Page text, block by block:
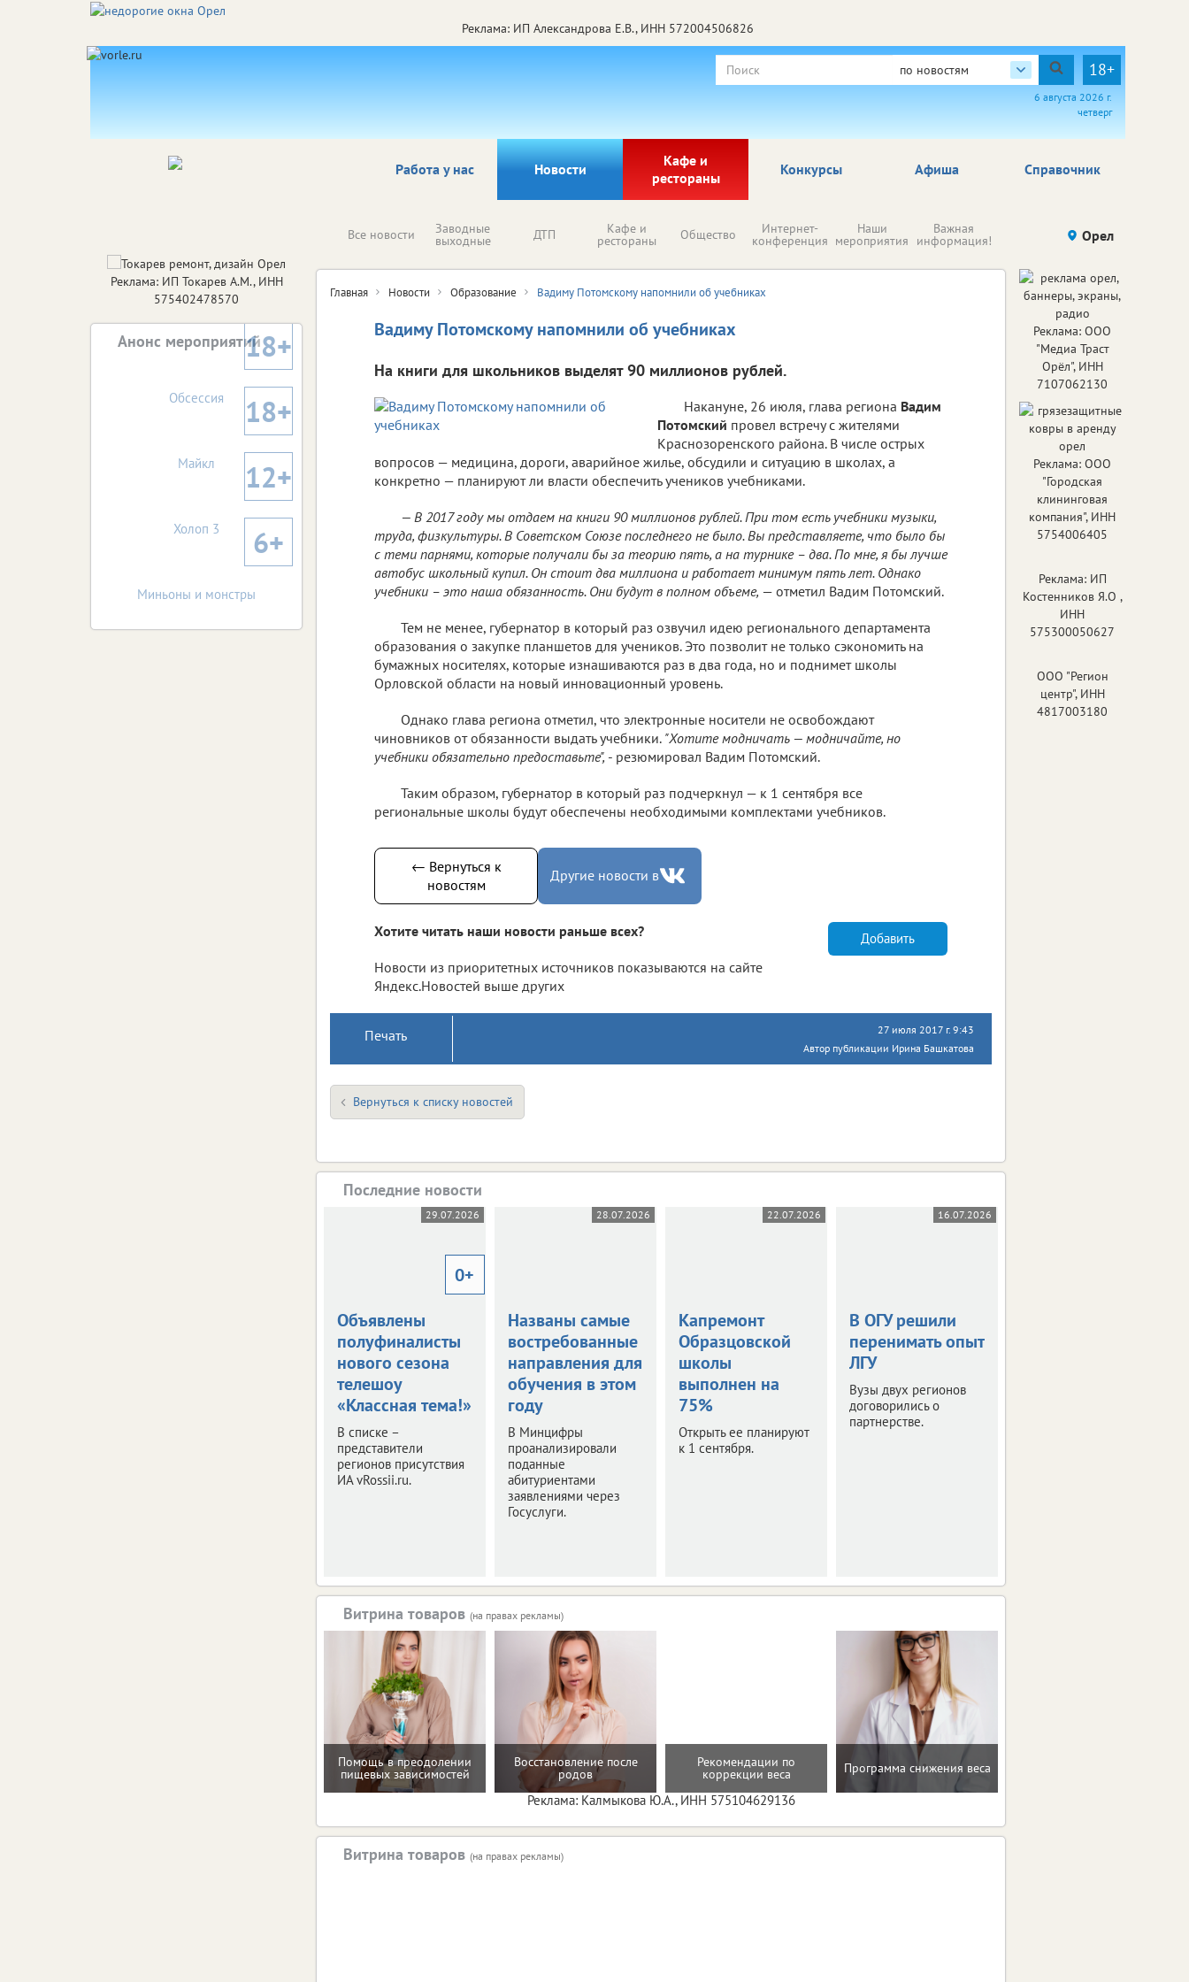
Реклама: ИП Александрова Е.В., ИНН 572004506826
по новостям 18+
6 августа 2026 г.
четверг
Работа у нас Новости
Кафе и
рестораны
Афиша Справочник
Конкурсы
Все новости Заводные
выходные ДТП Кафе и
рестораны Общество Интернет-
конференция
Наши
мероприятия
Важная
информация! Происшествия Здоровье
Орел
Главная Новости Образование Вадиму Потомскому напомнили об учебниках
Вадиму Потомскому напомнили об учебниках
На книги для школьников выделят 90 миллионов рублей.
Накануне, 26 июля, глава региона Вадим
Потомский провел встречу с жителями
Краснозоренского района. В числе острых
вопросов — медицина, дороги, аварийное жилье, обсудили и ситуацию в школах, а
конкретно — планируют ли власти обеспечить учеников учебниками.
— В 2017 году мы отдаем на книги 90 миллионов рублей. При том есть учебники музыки,
труда, физкультуры. В Советском Союзе последнего не было. Вы представляете, что было бы
с теми парнями, которые получали бы за теорию пять, а на турнике – два. По мне, я бы лучше
автобус школьный купил. Он стоит два миллиона и работает минимум пять лет. Однако
учебники – это наша обязанность. Они будут в полном объеме, — отметил Вадим Потомский.
Тем не менее, губернатор в который раз озвучил идею регионального департамента
образования о закупке планшетов для учеников. Это позволит не только сэкономить на
бумажных носителях, которые изнашиваются раз в два года, но и поднимет школы
Орловской области на новый инновационный уровень.
Однако глава региона отметил, что электронные носители не освобождают
чиновников от обязанности выдать учебники. "Хотите модничать — модничайте, но
учебники обязательно предоставьте", - резюмировал Вадим Потомский.
Таким образом, губернатор в который раз подчеркнул — к 1 сентября все
региональные школы будут обеспечены необходимыми комплектами учебников.
← Вернуться к
новостям
Другие новости в
Хотите читать наши новости раньше всех?
Новости из приоритетных источников показываются на сайте
Яндекс.Новостей выше других
Добавить
Печать
27 июля 2017 г. 9:43
Автор публикации Ирина Башкатова
Вернуться к списку новостей
Последние новости
29.07.2026
0+
Объявлены
полуфиналисты
нового сезона
телешоу
«Классная тема!»
В списке –
представители
регионов присутствия
ИА vRossii.ru.
28.07.2026
Названы самые
востребованные
направления для
обучения в этом
году
В Минцифры
проанализировали
поданные
абитуриентами
заявлениями через
Госуслуги.
22.07.2026
Капремонт
Образцовской
школы
выполнен на
75%
Открыть ее планируют
к 1 сентября.
16.07.2026
В ОГУ решили
перенимать опыт
ЛГУ
Вузы двух регионов
договорились о
партнерстве.
Витрина товаров (на правах рекламы)
Помощь в преодолении
пищевых зависимостей
Восстановление после
родов
Рекомендации по
коррекции веса Программа снижения веса
Реклама: Калмыкова Ю.А., ИНН 575104629136
Витрина товаров (на правах рекламы)
Реклама: ИП Токарев А.М., ИНН
575402478570
Анонс мероприятий18+
Обсессия 18+
Майкл 12+
Холоп 3 6+
Миньоны и монстры
Реклама: ООО
"Медиа Траст
Орёл", ИНН
7107062130
Реклама: ООО
"Городская
клининговая
компания", ИНН
5754006405
Реклама: ИП
Костенников Я.О ,
ИНН
575300050627
ООО "Регион
центр", ИНН
4817003180